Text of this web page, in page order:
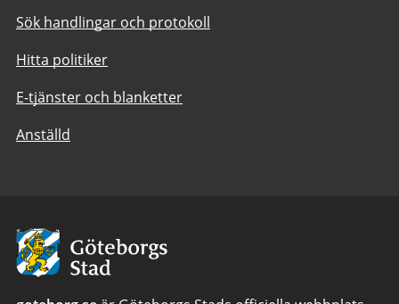
Sök handlingar och protokoll
Hitta politiker
E-tjänster och blanketter
Anställd
Avsändare:
Göteborgs
Stad